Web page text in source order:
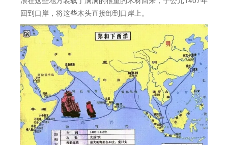
回到口岸，将这些木头直接卸到口岸上。